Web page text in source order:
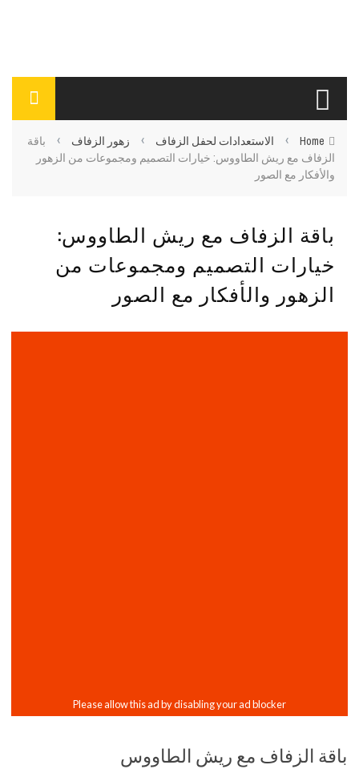
Home
› الاستعدادات لحفل الزفاف › زهور الزفاف ›
باقة
الزفاف مع ريش الطاووس: خيارات التصميم ومجموعات من الزهور
والأفكار مع الصور
باقة الزفاف مع ريش الطاووس:
خيارات التصميم ومجموعات من
الزهور والأفكار مع الصور
باقة الزفاف مع ريش الطاووس